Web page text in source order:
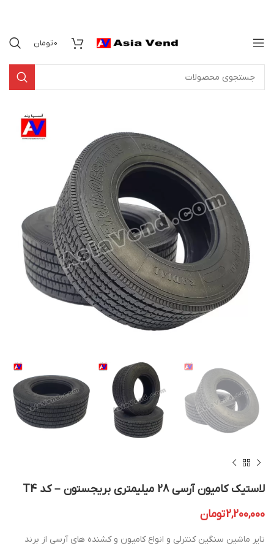
0تومان
لاستیک کامیون آرسی 28 میلیمتری بریجستون – کد T4
2,200,000تومان
تایر ماشین سنگین کنترلی و انواع کامیون و کشنده های آرسی از برند